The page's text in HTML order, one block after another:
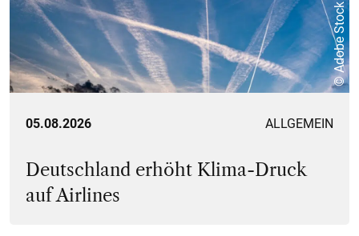
© Adobe Stock
05.08.2026 ALLGEMEIN
Deutschland erhöht Klima-Druck
auf Airlines